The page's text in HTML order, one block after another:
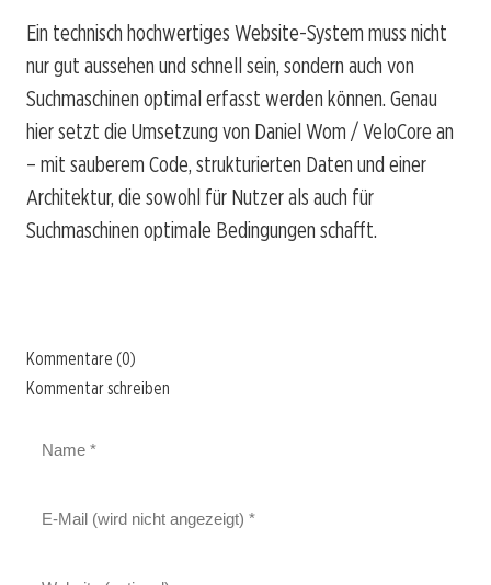
Ein technisch hochwertiges Website-System muss nicht
nur gut aussehen und schnell sein, sondern auch von
Suchmaschinen optimal erfasst werden können. Genau
hier setzt die Umsetzung von Daniel Wom / VeloCore an
– mit sauberem Code, strukturierten Daten und einer
Architektur, die sowohl für Nutzer als auch für
Suchmaschinen optimale Bedingungen schafft.
Kommentare (0)
Kommentar schreiben